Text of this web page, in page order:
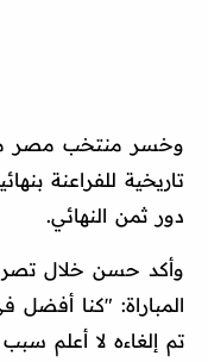
تاريخية للفراعنة
دور ثمن النهائي.
وأكد حسن خلال
المباراة: "كنا أفضل
تم إلغاءه لا أعلم سبب